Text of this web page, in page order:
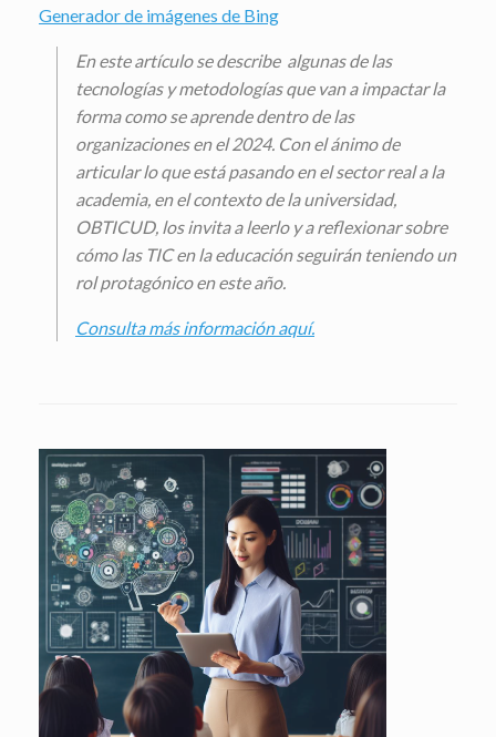
Generador de imágenes de Bing
En este artículo se describe algunas de las
tecnologías y metodologías que van a impactar la
forma como se aprende dentro de las
organizaciones en el 2024. Con el ánimo de
articular lo que está pasando en el sector real a la
academia, en el contexto de la universidad,
OBTICUD, los invita a leerlo y a reflexionar sobre
cómo las TIC en la educación seguirán teniendo un
rol protagónico en este año.
Consulta más información aquí.